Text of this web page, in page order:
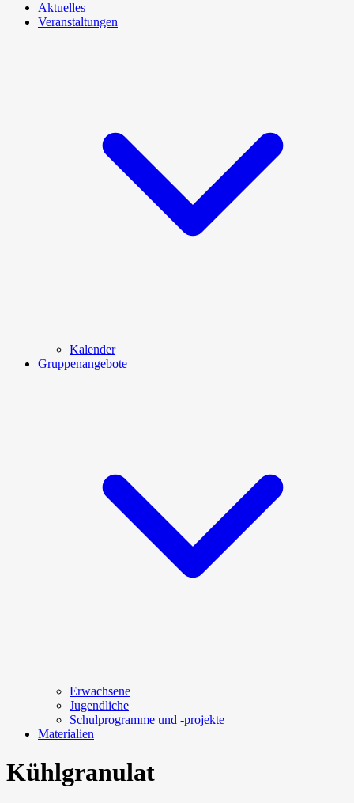
Aktuelles
Veranstaltungen
Kalender
Gruppenangebote
Erwachsene
Jugendliche
Schulprogramme und -projekte
Materialien
Kühlgranulat